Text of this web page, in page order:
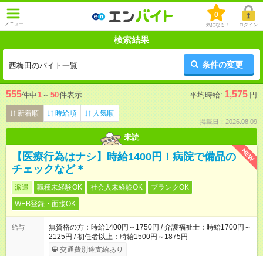
メニュー
0
気になる！ ログイン
検索結果
西梅田のバイト一覧 条件の変更
555件中1 ～ 50件表示 平均時給: 1,575 円
新着順 時給順 人気順
掲載日：2026.08.09
未読
NEW
【医療行為はナシ】時給1400円！病院で備品の
チェックなど＊
派遣 職種未経験OK 社会人未経験OK
ブランクOK
WEB登録・面接OK
給与
無資格の方：時給1400円～1750円 / 介護福祉士：時給1700円～
2125円 / 初任者以上：時給1500円～1875円
交通費別途支給あり